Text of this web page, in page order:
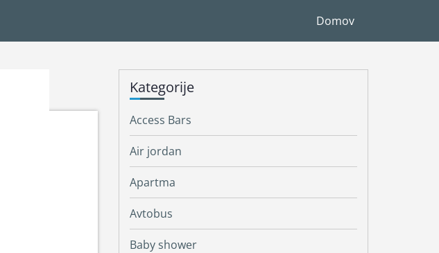
Domov
Kategorije
Access Bars
Air jordan
Apartma
Avtobus
Baby shower